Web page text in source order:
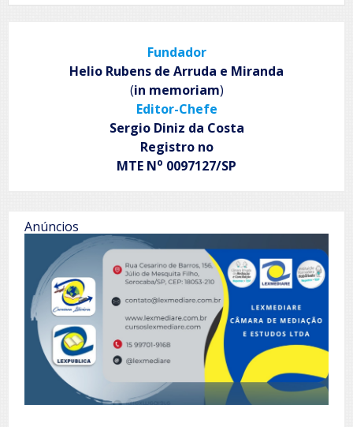
a
mim
vier
me
visitar
Fundador
Helio Rubens de Arruda e Miranda
(in memoriam)
Editor-Chefe
Sergio Diniz da Costa
Registro no
MTE No 0097127/SP
Anúncios